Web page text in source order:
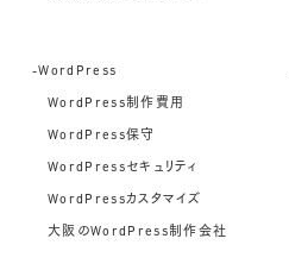
-WordPress
WordPress制作費用
WordPress保守
WordPressセキュリティ
WordPressカスタマイズ
大阪のWordPress制作会社